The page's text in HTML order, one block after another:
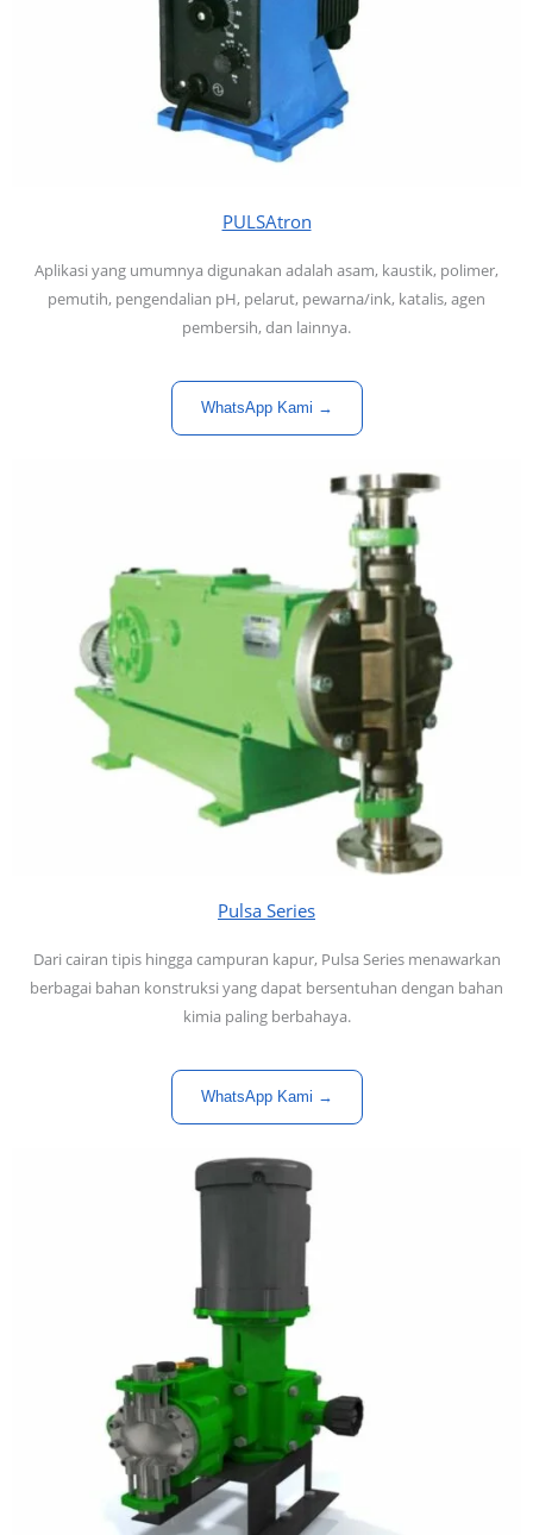
PULSAtron
Aplikasi yang umumnya digunakan adalah asam, kaustik, polimer,
pemutih, pengendalian pH, pelarut, pewarna/ink, katalis, agen
pembersih, dan lainnya.
WhatsApp Kami →
Pulsa Series
Dari cairan tipis hingga campuran kapur, Pulsa Series menawarkan
berbagai bahan konstruksi yang dapat bersentuhan dengan bahan
kimia paling berbahaya.
WhatsApp Kami →